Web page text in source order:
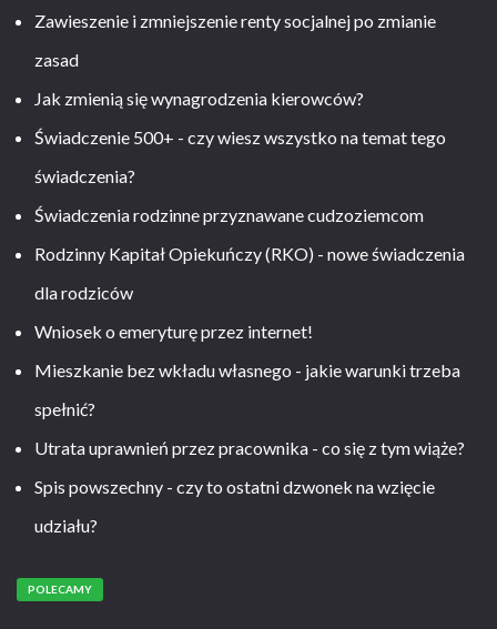
Zawieszenie i zmniejszenie renty socjalnej po zmianie
zasad
Jak zmienią się wynagrodzenia kierowców?
Świadczenie 500+ - czy wiesz wszystko na temat tego
świadczenia?
Świadczenia rodzinne przyznawane cudzoziemcom
Rodzinny Kapitał Opiekuńczy (RKO) - nowe świadczenia
dla rodziców
Wniosek o emeryturę przez internet!
Mieszkanie bez wkładu własnego - jakie warunki trzeba
spełnić?
Utrata uprawnień przez pracownika - co się z tym wiąże?
Spis powszechny - czy to ostatni dzwonek na wzięcie
udziału?
POLECAMY